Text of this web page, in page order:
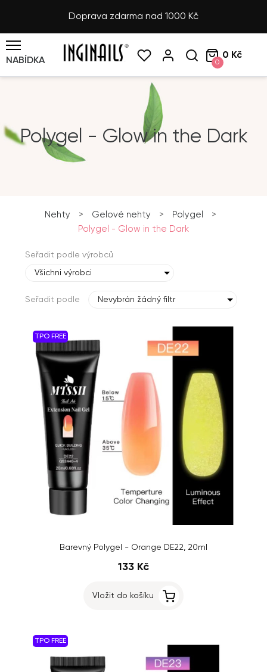
Doprava zdarma nad 1000 Kč
NABÍDKA 0
0 Kč
Polygel - Glow in the Dark
Nehty > Gelové nehty > Polygel
>
Polygel - Glow in the Dark
Seřadit podle výrobců
Všichni výrobci
Seřadit podle Nevybrán žádný filtr
TPO FREE
Barevný Polygel - Orange DE22, 20ml
133 Kč
Vložit do košíku
TPO FREE